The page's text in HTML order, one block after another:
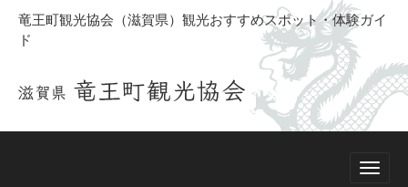
竜王町観光協会（滋賀県）観光おすすめスポット・体験ガイ
ド